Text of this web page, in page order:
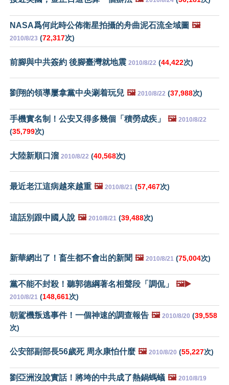
NASA爲何此時公佈衛星拍攝的舟曲泥石流全域圖 🖼️
2010/8/23 (72,317次)
前腳與中共簽約 後腳臺灣就地震 2010/8/22 (44,422次)
劉翔的領導屢拿黨中央涮着玩兒 🖼️ 2010/8/22 (37,988次)
手機實名制！公安又得多幾個「積勞成疾」 🖼️ 2010/8/22
(35,799次)
大陸新順口溜 2010/8/22 (40,568次)
最近老江這病越來越重 🖼️ 2010/8/21 (57,467次)
這話別跟中國人說 🖼️ 2010/8/21 (39,488次)
新華網出了！畜生都不會出的新聞 🖼️ 2010/8/21 (75,004次)
黨不能不封殺！聽郭德綱著名相聲段「調侃」 🖼️▶️
2010/8/21 (148,661次)
朝駕機叛逃事件！一個神速的調查報告 🖼️ 2010/8/20 (39,558
次)
公安部副部長56歲死 周永康怕什麼 🖼️ 2010/8/20 (55,227次)
劉亞洲沒說實話！將垮的中共成了熱鍋螞蟻 🖼️ 2010/8/19